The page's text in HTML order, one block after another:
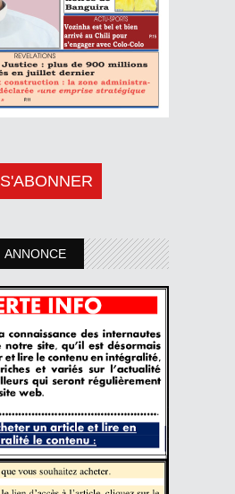
S'ABONNER
ANNONCE